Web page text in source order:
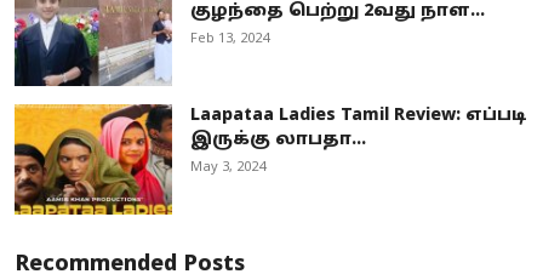
குழந்தை பெற்று 2வது நாள...
Feb 13, 2024
Laapataa Ladies Tamil Review: எப்படி
இருக்கு லாபதா...
May 3, 2024
Recommended Posts